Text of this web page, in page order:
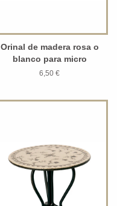
Orinal de madera rosa o
blanco para micro
6,50 €